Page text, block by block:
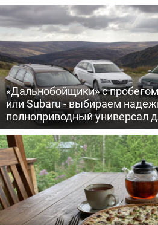
«Дальнобойщики» с
или Subaru - выбираем
полноприводный универсал